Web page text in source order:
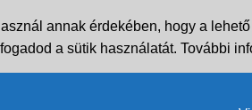
annak érdekében, hogy a
a sütik használatát. További